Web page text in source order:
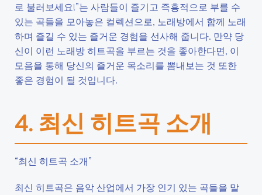
로 불러보세요!”는 사람들이 즐기고 즉흥적으로 부를 수
있는 곡들을 모아놓은 컬렉션으로, 노래방에서 함께 노래
하며 즐길 수 있는 즐거운 경험을 선사해 줍니다. 만약 당
신이 이런 노래방 히트곡을 부르는 것을 좋아한다면, 이
모음을 통해 당신의 즐거운 목소리를 뽐내보는 것 또한
좋은 경험이 될 것입니다.
4. 최신 히트곡 소개
“최신 히트곡 소개”
최신 히트곡은 음악 산업에서 가장 인기 있는 곡들을 말